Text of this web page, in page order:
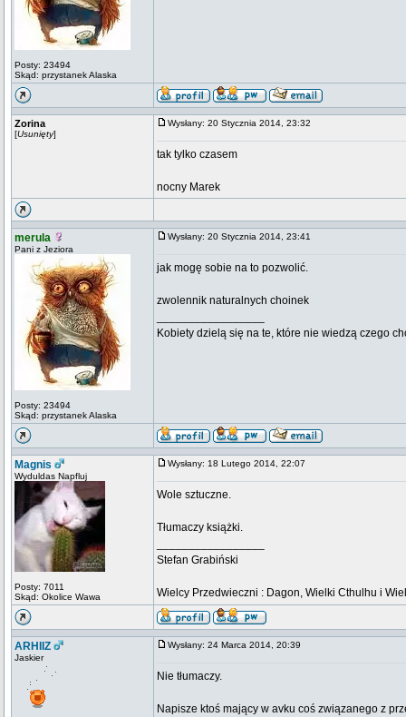
Posty: 23494
Skąd: przystanek Alaska
Zorina
[Usunięty]
Wysłany: 20 Stycznia 2014, 23:32
tak tylko czasem
nocny Marek
merula
Pani z Jeziora
Posty: 23494
Skąd: przystanek Alaska
Wysłany: 20 Stycznia 2014, 23:41
jak mogę sobie na to pozwolić.
zwolennik naturalnych choinek
Kobiety dzielą się na te, które nie wiedzą czego
Magnis
Wyduldas Napfluj
Posty: 7011
Skąd: Okolice Wawa
Wysłany: 18 Lutego 2014, 22:07
Wole sztuczne.
Tłumaczy książki.
Stefan Grabiński
Wielcy Przedwieczni : Dagon, Wielki Cthulhu i
ARHIIZ
Jaskier
Wysłany: 24 Marca 2014, 20:39
Nie tłumaczy.
Napisze ktoś mający w avku coś związanego z